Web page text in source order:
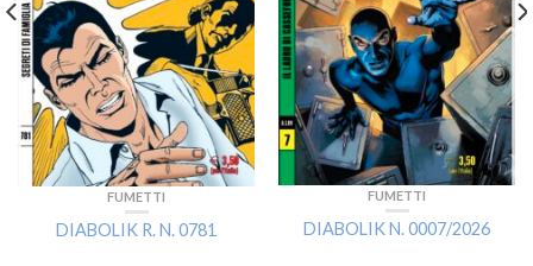
FUMETTI
DIABOLIK R. N. 0781
FUMETTI
DIABOLIK N. 0007/2026